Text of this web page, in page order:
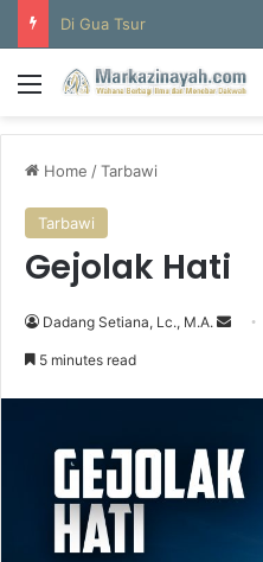
Di Gua Tsur
Menu
Home /Tarbawi
Tarbawi
Gejolak Hati
Dadang Setiana, Lc., M.A.
n
e
5 minutes read